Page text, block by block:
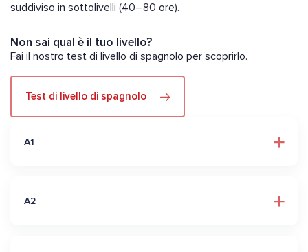
suddiviso in sottolivelli (40–80 ore).
Non sai qual è il tuo livello?
Fai il nostro test di livello di spagnolo per scoprirlo.
Test di livello di spagnolo
A1
A2